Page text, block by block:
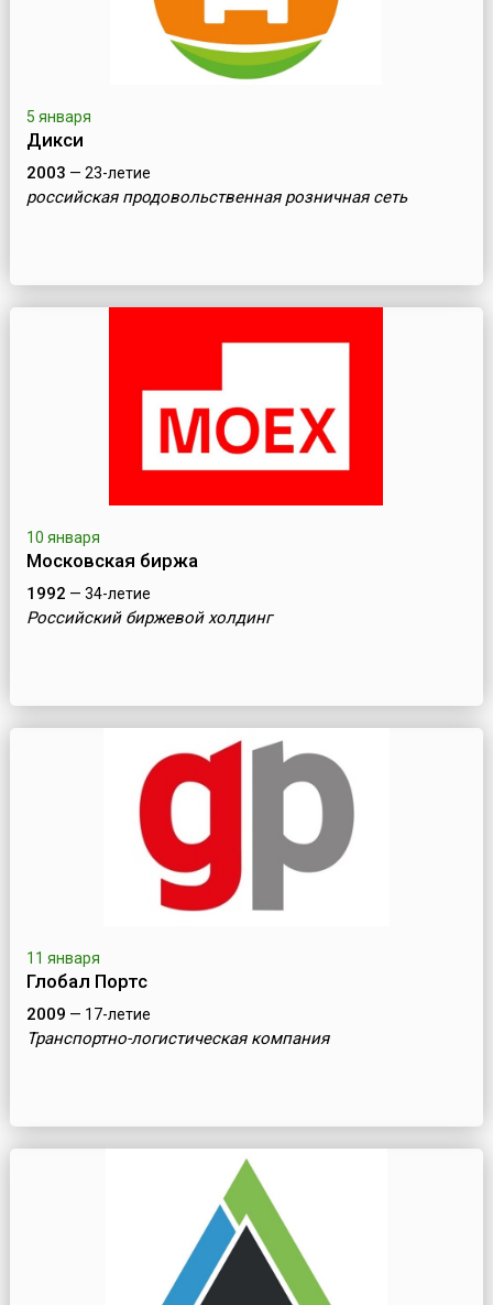
5 января
Дикси
2003 — 23-летие
российская продовольственная розничная сеть
10 января
Московская биржа
1992 — 34-летие
Российский биржевой холдинг
11 января
Глобал Портс
2009 — 17-летие
Транспортно-логистическая компания